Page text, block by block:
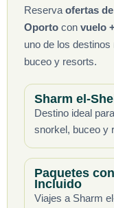
Reserva ofertas
Oporto con vuelo
uno de los
buceo y resorts.
Sharm el-
Destino ideal
snorkel, buceo y
Paquetes
Incluido
Viajes a Sharm